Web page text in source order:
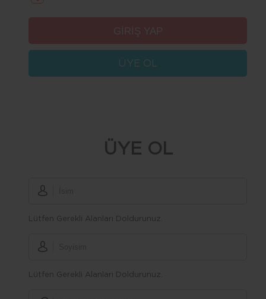
ÜYE OL
ÜYE OL
Lütfen Gerekli Alanları Doldurunuz.
Lütfen Gerekli Alanları Doldurunuz.